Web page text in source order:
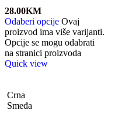
28.00KM
Odaberi opcije Ovaj
proizvod ima više varijanti.
Opcije se mogu odabrati
na stranici proizvoda
Quick view
Crna
Smeđa